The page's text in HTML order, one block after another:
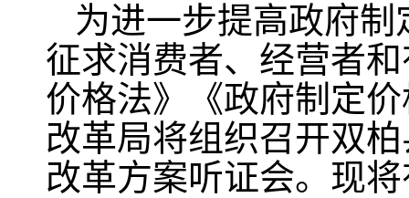
为进一步提高政府
征求消费者、经营者
价格法》《政府制定
改革局将组织召开双
改革方案听证会。现